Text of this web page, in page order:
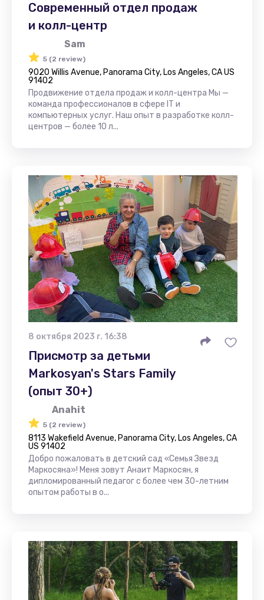
Современный отдел продаж
и колл-центр
Sam
5 (2 review)
9020 Willis Avenue, Panorama City, Los Angeles, CA US
91402
Продвижение отдела продаж и колл-центра Мы —
команда профессионалов в сфере IT и
компьютерных услуг. Наш опыт в разработке колл-
центров — более 10 л...
8 октября 2023 г. 16:38
Присмотр за детьми
Markosyan's Stars Family
(опыт 30+)
Anahit
5 (2 review)
8113 Wakefield Avenue, Panorama City, Los Angeles, CA
US 91402
Добро пожаловать в детский сад «Семья Звезд
Маркосяна»! Меня зовут Анаит Маркосян, я
дипломированный педагог с более чем 30-летним
опытом работы в о...